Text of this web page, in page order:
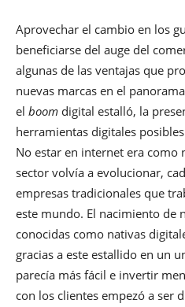
Aprovechar el cambio en los
beneficiarse del auge del
algunas de las ventajas que
nuevas marcas en el
el boom digital estalló, la
herramientas digitales
No estar en internet era como
sector volvía a evolucionar,
empresas tradicionales que
este mundo. El nacimiento de
conocidas como nativas
gracias a este estallido en un
parecía más fácil e invertir
con los clientes empezó a ser